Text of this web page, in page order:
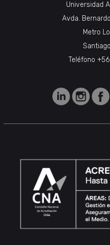
Universidad
Avda.
Metro
Teléfono